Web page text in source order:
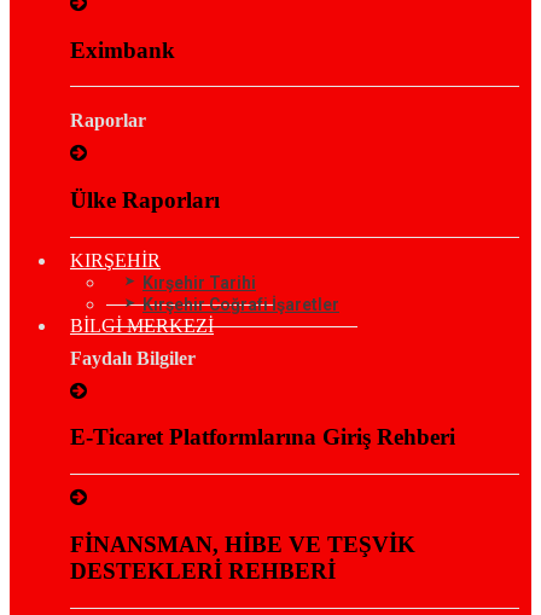
Eximbank
Raporlar
Ülke Raporları
KIRŞEHİR
Kırşehir Tarihi
Kırşehir Coğrafi İşaretler
BİLGİ MERKEZİ
Faydalı Bilgiler
E-Ticaret Platformlarına Giriş Rehberi
FİNANSMAN, HİBE VE TEŞVİK
DESTEKLERİ REHBERİ